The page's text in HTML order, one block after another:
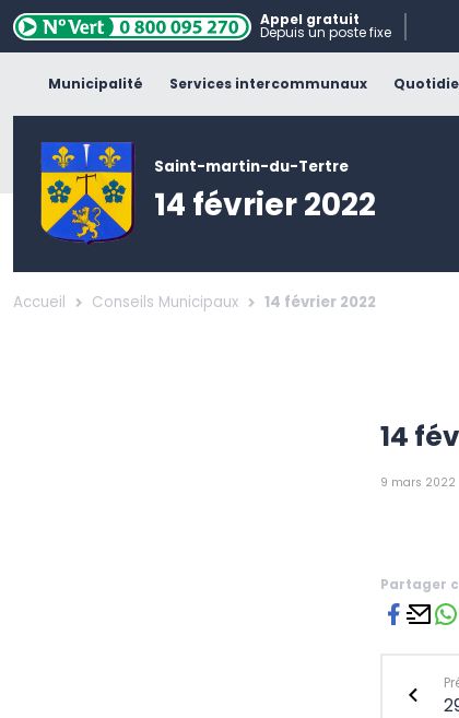
Appel gratuit
Depuis un poste fixe
Municipalité Services intercommunaux
Saint-martin-du-Tertre
14 février 2022
Accueil Conseils Municipaux 14 février 2022
14
9 mars 2022
Partager